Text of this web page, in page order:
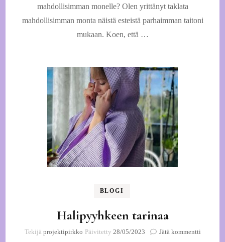
mahdollisimman monelle? Olen yrittänyt taklata
mahdollisimman monta näistä esteistä parhaimman taitoni
mukaan. Koen, että …
BLOGI
Halipyyhkeen tarinaa
Tekijä projektipirkko Päivitetty 28/05/2023 Jätä kommentti